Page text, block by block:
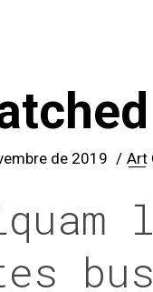
de 2019 Art